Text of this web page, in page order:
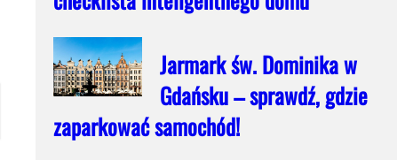
Jarmark św. Dominika w
Gdańsku – sprawdź, gdzie
zaparkować samochód!